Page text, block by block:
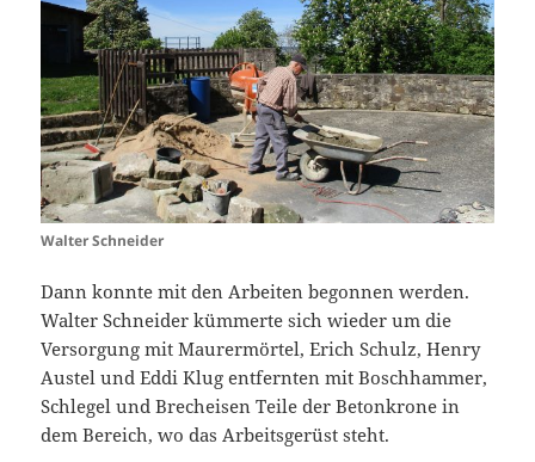
Walter Schneider
Dann konnte mit den Arbeiten begonnen werden.
Walter Schneider kümmerte sich wieder um die
Versorgung mit Maurermörtel, Erich Schulz, Henry
Austel und Eddi Klug entfernten mit Boschhammer,
Schlegel und Brecheisen Teile der Betonkrone in
dem Bereich, wo das Arbeitsgerüst steht.